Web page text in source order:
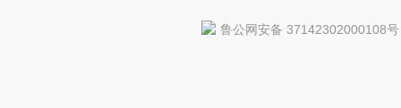
鲁公网安备 37142302000108号